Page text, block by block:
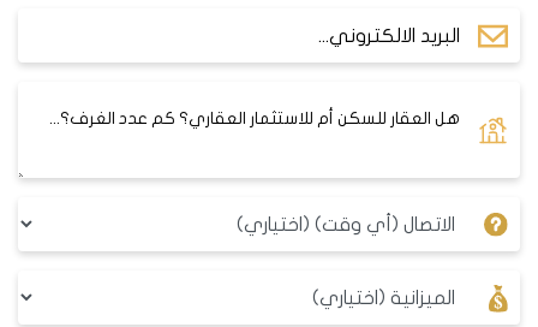
ومقاهي ومنطقة ألعاب للأطفال ومسرحاً.
من المتاجر والمطاعم والمقاهي، بالإضافة إلى سينما ومنتزه
ألعاب ومسجد. يتميز المول بتصميمه الداخلي الأنيق والمريح.
بالإضافة إلى سوبر ماركت كارفور الشهير. يتميز المول بموقعه
الممتاز وسهولة الوصول إليه.